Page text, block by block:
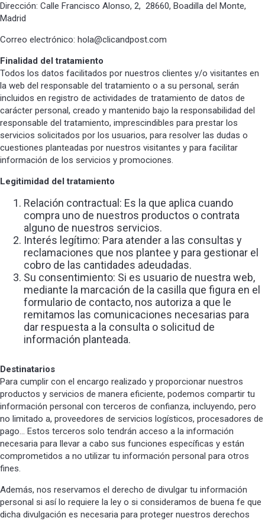
Dirección: Calle Francisco Alonso, 2, 28660, Boadilla del Monte,
Madrid
Correo electrónico: hola@clicandpost.com
Finalidad del tratamiento
Todos los datos facilitados por nuestros clientes y/o visitantes en
la web del responsable del tratamiento o a su personal, serán
incluidos en registro de actividades de tratamiento de datos de
carácter personal, creado y mantenido bajo la responsabilidad del
responsable del tratamiento, imprescindibles para prestar los
servicios solicitados por los usuarios, para resolver las dudas o
cuestiones planteadas por nuestros visitantes y para facilitar
información de los servicios y promociones.
Legitimidad del tratamiento
Relación contractual: Es la que aplica cuando
compra uno de nuestros productos o contrata
alguno de nuestros servicios.
Interés legítimo: Para atender a las consultas y
reclamaciones que nos plantee y para gestionar el
cobro de las cantidades adeudadas.
Su consentimiento: Si es usuario de nuestra web,
mediante la marcación de la casilla que figura en el
formulario de contacto, nos autoriza a que le
remitamos las comunicaciones necesarias para
dar respuesta a la consulta o solicitud de
información planteada.
Destinatarios
Para cumplir con el encargo realizado y proporcionar nuestros
productos y servicios de manera eficiente, podemos compartir tu
información personal con terceros de confianza, incluyendo, pero
no limitado a, proveedores de servicios logísticos, procesadores de
pago… Estos terceros solo tendrán acceso a la información
necesaria para llevar a cabo sus funciones específicas y están
comprometidos a no utilizar tu información personal para otros
fines.
Además, nos reservamos el derecho de divulgar tu información
personal si así lo requiere la ley o si consideramos de buena fe que
dicha divulgación es necesaria para proteger nuestros derechos